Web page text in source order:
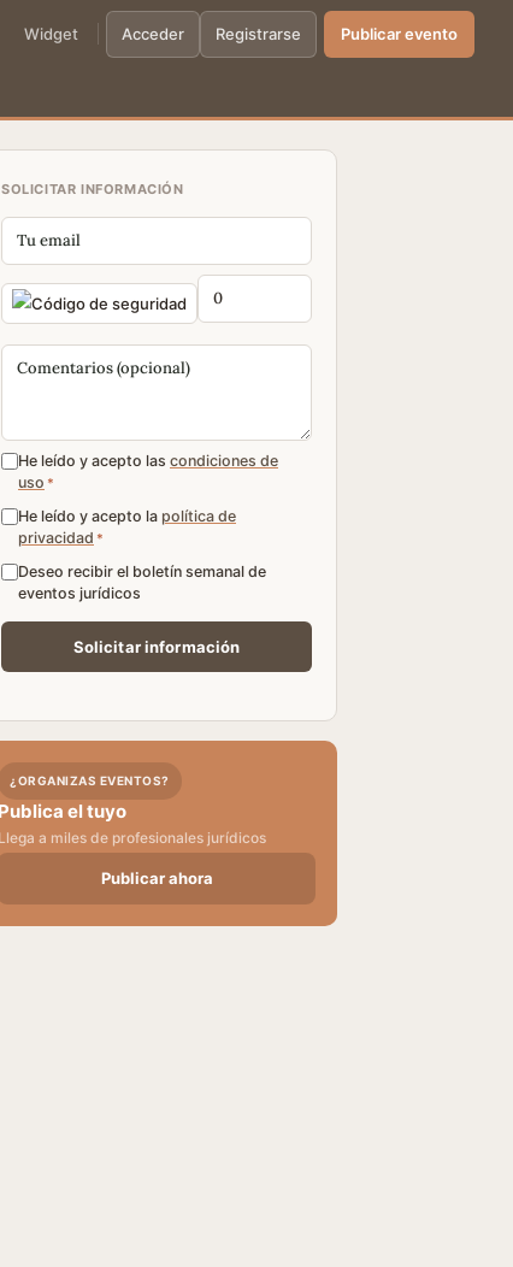
Widget Acceder Registrarse Publicar evento
SOLICITAR INFORMACIÓN
He leído y acepto las condiciones de
uso *
He leído y acepto la política de
privacidad *
Deseo recibir el boletín semanal de
eventos jurídicos
¿ORGANIZAS EVENTOS?
Publica el tuyo
Llega a miles de profesionales jurídicos
Publicar ahora